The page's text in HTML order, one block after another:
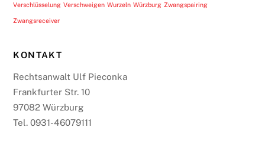
Verschlüsselung Verschweigen Wurzeln Würzburg Zwangspairing
Zwangsreceiver
KONTAKT
Rechtsanwalt Ulf Pieconka
Frankfurter Str. 10
97082 Würzburg
Tel. 0931-46079111